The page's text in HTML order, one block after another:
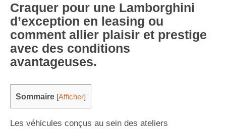
Craquer pour une Lamborghini
d’exception en leasing ou
comment allier plaisir et prestige
avec des conditions
avantageuses.
Sommaire [Afficher]
Les véhicules conçus au sein des ateliers